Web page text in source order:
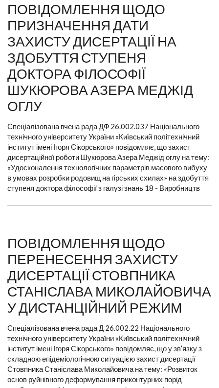
ПОВІДОМЛЕННЯ ЩОДО
ПРИЗНАЧЕННЯ ДАТИ
ЗАХИСТУ ДИСЕРТАЦІЇ НА
ЗДОБУТТЯ СТУПЕНЯ
ДОКТОРА ФІЛОСОФІЇ
ШУКЮРОВА АЗЕРА МЕДЖІД
ОГЛУ
Спеціалізована вчена рада ДФ 26.002.037 Національного
технічного університету України «Київський політехнічний
інститут імені Ігоря Сікорського» повідомляє, що захист
дисертаційної роботи Шукюрова Азера Меджід оглу на тему:
«Удосконалення технологічних параметрів масового вибуху
в умовах розробки родовищ на гірських схилах» на здобуття
ступеня доктора філософії з галузі знань 18 - Виробництв
ПОВІДОМЛЕННЯ ЩОДО
ПЕРЕНЕСЕННЯ ЗАХИСТУ
ДИСЕРТАЦІЇ СТОВПНИКА
СТАНІСЛАВА МИКОЛАЙОВИЧА
У ДИСТАНЦІЙНИЙ РЕЖИМ
Спеціалізована вчена рада Д 26.002.22 Національного
технічного університету України «Київський політехнічний
інститут імені Ігоря Сікорського» повідомляє, що у зв’язку з
складною епідеміологічною ситуацією захист дисертації
Стовпника Станіслава Миколайовича на тему: «Розвиток
основ руйнівного деформування приконтурних порід